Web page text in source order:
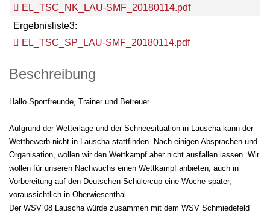
EL_TSC_NK_LAU-SMF_20180114.pdf
Ergebnisliste3:
EL_TSC_SP_LAU-SMF_20180114.pdf
Beschreibung
Hallo Sportfreunde, Trainer und Betreuer
Aufgrund der Wetterlage und der Schneesituation in Lauscha kann der
Wettbewerb nicht in Lauscha stattfinden. Nach einigen Absprachen und
Organisation, wollen wir den Wettkampf aber nicht ausfallen lassen. Wir
wollen für unseren Nachwuchs einen Wettkampf anbieten, auch in
Vorbereitung auf den Deutschen Schülercup eine Woche später,
voraussichtlich in Oberwiesenthal.
Der WSV 08 Lauscha würde zusammen mit dem WSV Schmiedefeld